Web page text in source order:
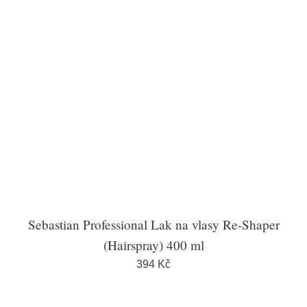
Sebastian Professional Lak na vlasy Re-Shaper
(Hairspray) 400 ml
394 Kč